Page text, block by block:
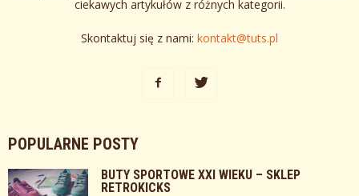
ciekawych artykułów z różnych kategorii.
Skontaktuj się z nami: kontakt@tuts.pl
POPULARNE POSTY
BUTY SPORTOWE XXI WIEKU – SKLEP
RETROKICKS